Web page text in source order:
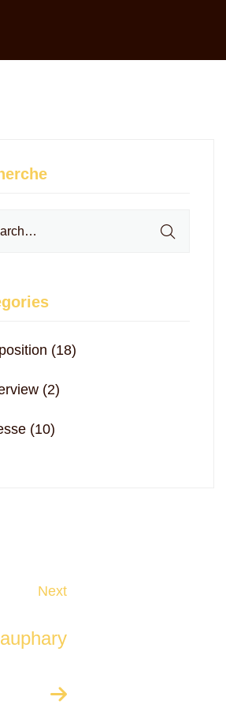
(18)
(2)
(10)
Next